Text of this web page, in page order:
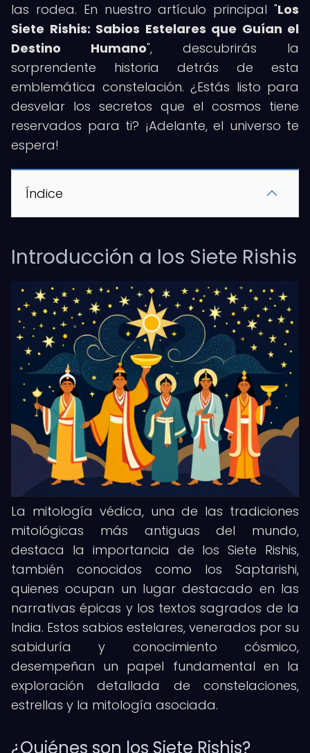
las rodea. En nuestro artículo principal "Los
Siete Rishis: Sabios Estelares que Guían el
Destino Humano", descubrirás la
sorprendente historia detrás de esta
emblemática constelación. ¿Estás listo para
desvelar los secretos que el cosmos tiene
reservados para ti? ¡Adelante, el universo te
espera!
Índice
Introducción a los Siete Rishis
La mitología védica, una de las tradiciones
mitológicas más antiguas del mundo,
destaca la importancia de los Siete Rishis,
también conocidos como los Saptarishi,
quienes ocupan un lugar destacado en las
narrativas épicas y los textos sagrados de la
India. Estos sabios estelares, venerados por su
sabiduría y conocimiento cósmico,
desempeñan un papel fundamental en la
exploración detallada de constelaciones,
estrellas y la mitología asociada.
¿Quiénes son los Siete Rishis?